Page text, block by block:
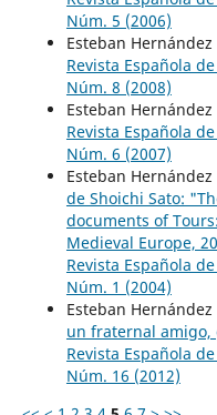
Núm. 5 (2006)
Esteban Hernández
Revista Española
Núm. 8 (2008)
Esteban Hernández
Revista Española
Núm. 6 (2007)
Esteban Hernández
de Shoichi Sato:
documents of
Medieval Europe,
Revista Española
Núm. 1 (2004)
Esteban Hernández
un fraternal
Revista Española
Núm. 16 (2012)